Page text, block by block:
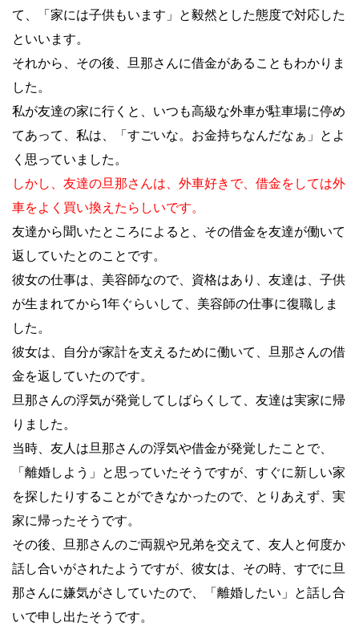
て、「家には子供もいます」と毅然とした態度で対応した
といいます。
それから、その後、旦那さんに借金があることもわかりま
した。
私が友達の家に行くと、いつも高級な外車が駐車場に停め
てあって、私は、「すごいな。お金持ちなんだなぁ」とよ
く思っていました。
しかし、友達の旦那さんは、外車好きで、借金をしては外
車をよく買い換えたらしいです。
友達から聞いたところによると、その借金を友達が働いて
返していたとのことです。
彼女の仕事は、美容師なので、資格はあり、友達は、子供
が生まれてから1年ぐらいして、美容師の仕事に復職しま
した。
彼女は、自分が家計を支えるために働いて、旦那さんの借
金を返していたのです。
旦那さんの浮気が発覚してしばらくして、友達は実家に帰
りました。
当時、友人は旦那さんの浮気や借金が発覚したことで、
「離婚しよう」と思っていたそうですが、すぐに新しい家
を探したりすることができなかったので、とりあえず、実
家に帰ったそうです。
その後、旦那さんのご両親や兄弟を交えて、友人と何度か
話し合いがされたようですが、彼女は、その時、すでに旦
那さんに嫌気がさしていたので、「離婚したい」と話し合
いで申し出たそうです。